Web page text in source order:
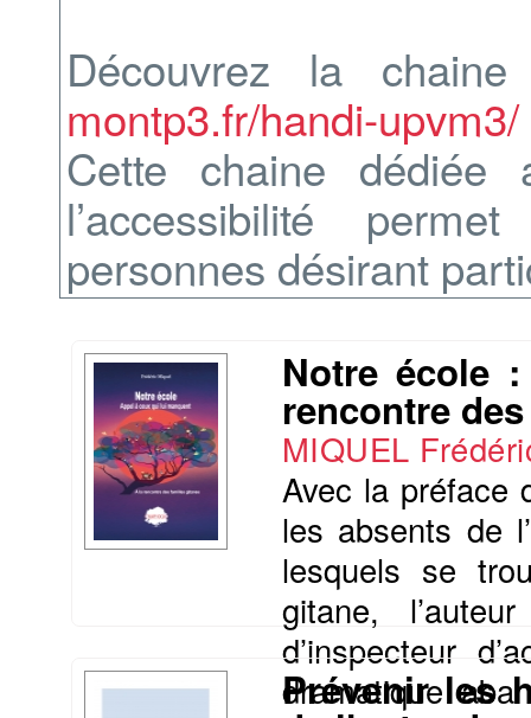
Découvrez la
montp3.fr/handi-upvm3/
Cette chaine
l’accessibilité
personnes désirant
Notre école
rencontre
MIQUEL
Avec la préface
les absents de
lesquels se
gitane,
d’inspecteur
dramatique
Prévenir les